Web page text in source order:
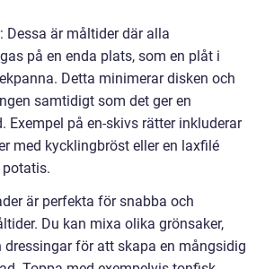
Dessa är måltider där alla
på en enda plats, som en plåt i
Detta minimerar disken och
samtidigt som det ger en
Exempel på en-skivs rätter inkluderar
med kycklingbröst eller en laxfilé
är perfekta för snabba och
Du kan mixa olika grönsaker,
dressingar för att skapa en mångsidig